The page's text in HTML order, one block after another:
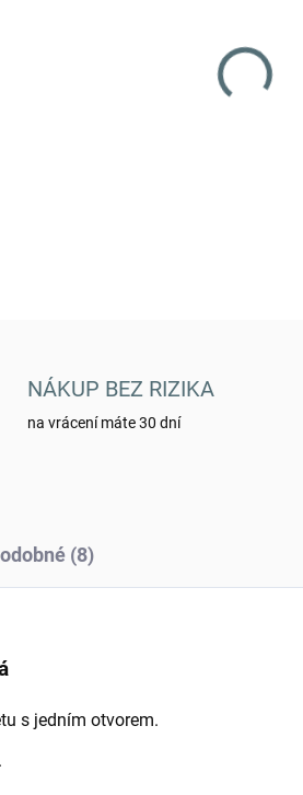
NÁKUP BEZ RIZIKA
na vrácení máte 30 dní
(8)
s jedním otvorem.